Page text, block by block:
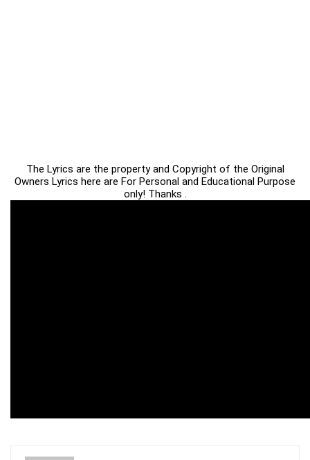
The Lyrics are the property and Copyright of the Original
Owners Lyrics here are For Personal and Educational Purpose
only! Thanks .